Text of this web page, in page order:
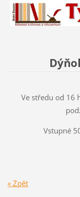
Ve středu od 16
Vstupné
« Zpět